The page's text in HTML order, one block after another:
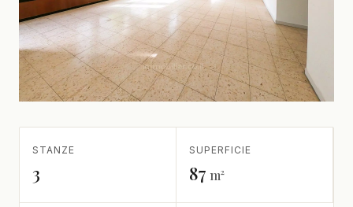
STANZE
3
SUPERFICIE
87 m²